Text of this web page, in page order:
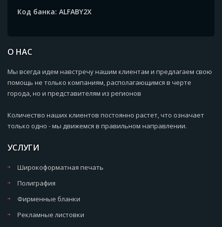
Код банка: ALFABY2X
О НАС
Мы всегда идем навстречу нашим клиентам и предлагаем свою
помощь не только компаниям, располагающимся в черте
города, но и представителям из регионов
Количество наших клиентов постоянно растет, что означает
только одно - мы движемся в правильном направлении.
УСЛУГИ
Широкоформатная печать
Полиграфия
Фирменные бланки
Рекламные листовки